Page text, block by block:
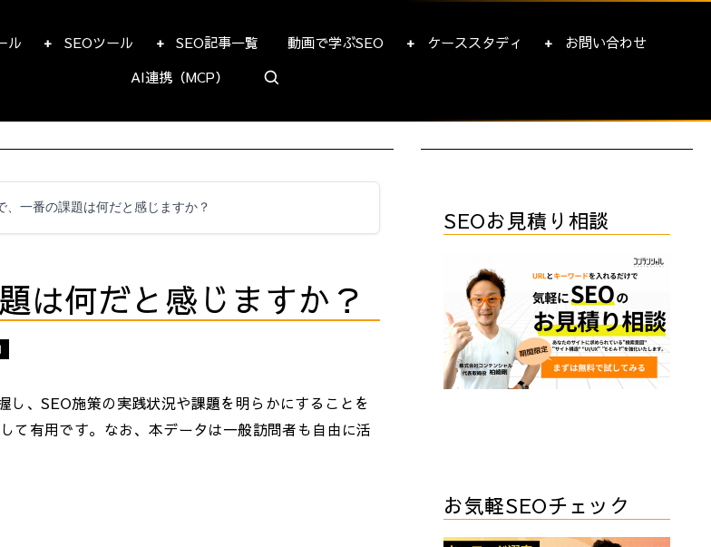
ル SEOツール SEO記事一覧 動画で学ぶSEO ケーススタディ
お問い合わせ
AI連携（MCP）
、一番の課題は何だと感じますか？
は何だと感じますか？
、SEO施策の実践状況や課題を明らかにすることを
て有用です。なお、本データは一般訪問者も自由に活
SEOお見積り相談
お気軽SEOチェック